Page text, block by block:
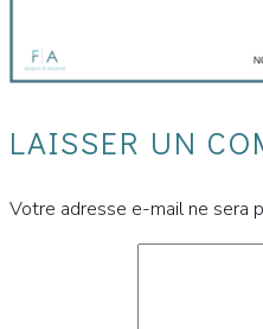
LAISSER UN
Votre adresse e-mail ne sera